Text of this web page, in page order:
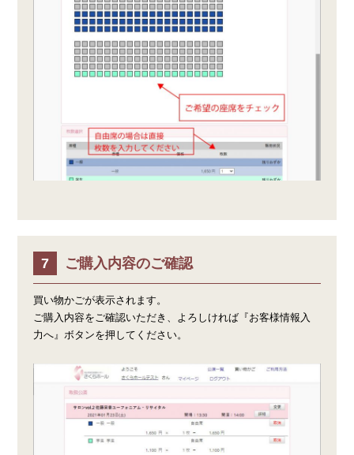
ご購入内容のご確認
買い物かごが表示されます。
ご購入内容をご確認いただき、よろしければ『お客様情報入
力へ』ボタンを押してください。